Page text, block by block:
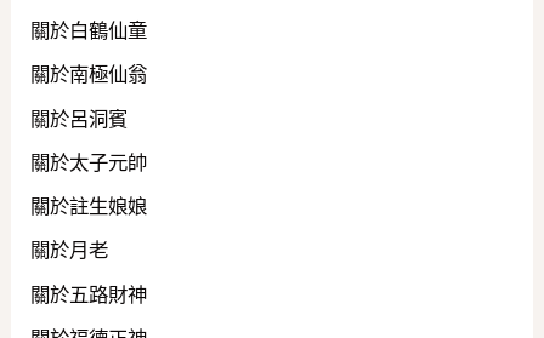
關於白鶴仙童
關於南極仙翁
關於呂洞賓
關於太子元帥
關於註生娘娘
關於月老
關於五路財神